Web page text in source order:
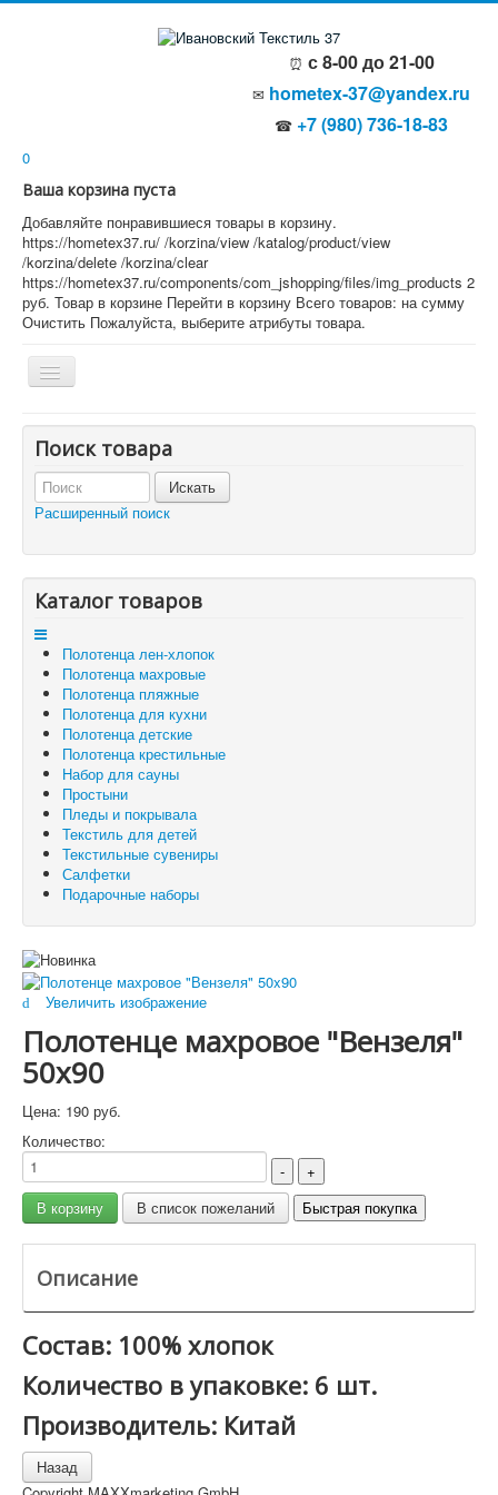
⏰ с 8-00 до 21-00
✉ hometex-37@yandex.ru
☎ +7 (980) 736-18-83
0
Ваша корзина пуста
Добавляйте понравившиеся товары в корзину.
https://hometex37.ru/ /korzina/view /katalog/product/view
/korzina/delete /korzina/clear
https://hometex37.ru/components/com_jshopping/files/img_products 2
руб. Товар в корзине Перейти в корзину Всего товаров: на сумму
Очистить Пожалуйста, выберите атрибуты товара.
О компании
Политика безопасности
Пользовательское соглашение
Каталог товаров
Отзывы и предложения
Контакты
Корзина
Отложенные товары
Вы здесь: Главная
Полотенца махровые
Полотенце махровое "Вензеля" 50x90
Поиск товара
Расширенный поиск
Каталог товаров
Полотенца лен-хлопок
Полотенца махровые
Полотенца пляжные
Полотенца для кухни
Полотенца детские
Полотенца крестильные
Набор для сауны
Простыни
Пледы и покрывала
Текстиль для детей
Текстильные сувениры
Салфетки
Подарочные наборы
Увеличить изображение
Полотенце махровое "Вензеля"
50x90
Цена: 190 руб.
Количество:
Описание
Состав: 100% хлопок
Количество в упаковке: 6 шт.
Производитель: Китай